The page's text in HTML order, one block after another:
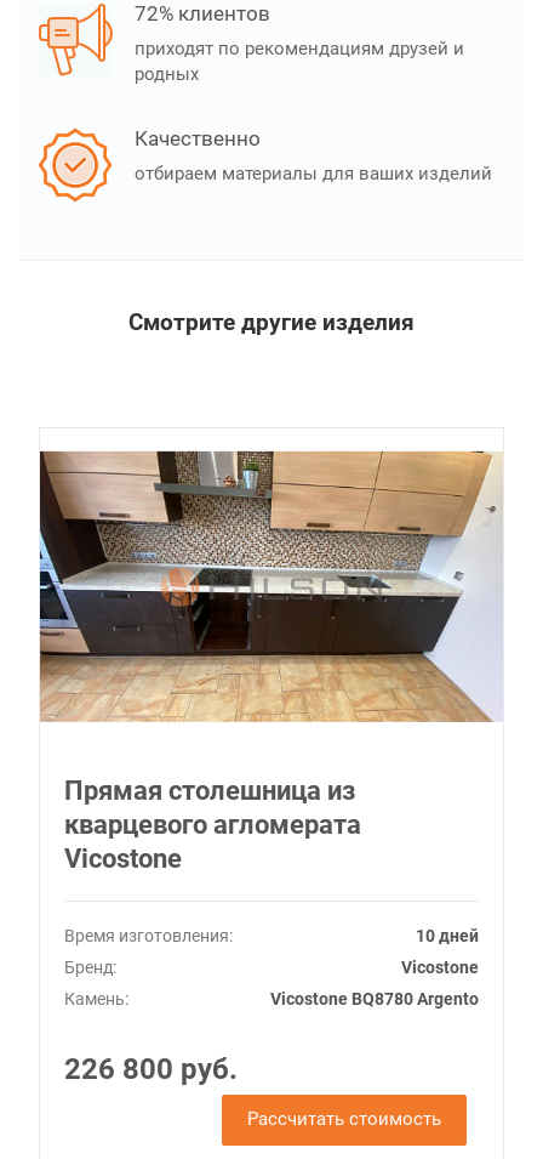
72% клиентов
приходят по рекомендациям друзей и
родных
Качественно
отбираем материалы для ваших изделий
Смотрите другие изделия
Прямая столешница из
кварцевого агломерата
Vicostone
Время изготовления:
10 дней
Бренд:
Vicostone
Камень:
Vicostone BQ8780 Argento
226 800 руб.
Рассчитать стоимость